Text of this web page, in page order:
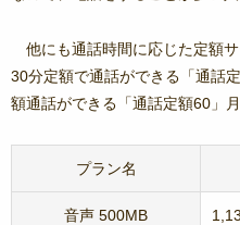
他にも通話時間に応じた定額
30分定額で通話ができる「通話
額通話ができる「通話定額60」
プラン名
音声 500MB